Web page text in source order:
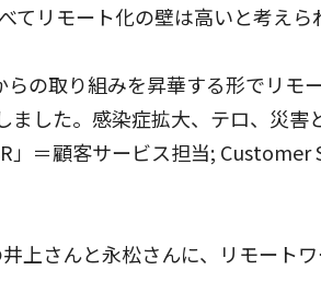
リモート化の壁は高いと考えら
の取り組みを昇華する形でリモ
した。感染症拡大、テロ、災害
＝顧客サービス担当; Customer
さんと永松さんに、リモートワ